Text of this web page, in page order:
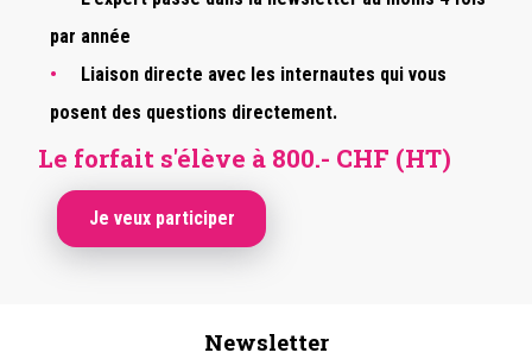
par année
Liaison directe avec les internautes qui vous
posent des questions directement.
Le forfait s'élève à 800.- CHF (HT)
Je veux participer
Newsletter